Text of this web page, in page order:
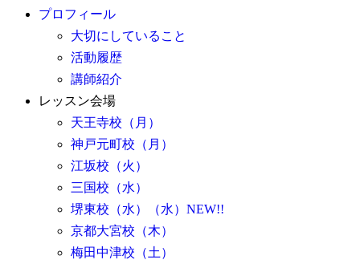
プロフィール
大切にしていること
活動履歴
講師紹介
レッスン会場
天王寺校（月）
神戸元町校（月）
江坂校（火）
三国校（水）
堺東校（水）（水）NEW!!
京都大宮校（木）
梅田中津校（土）